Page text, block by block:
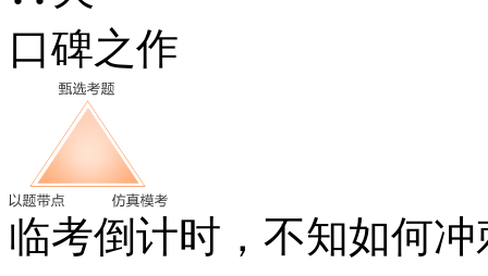
口碑之作
临考倒计时，不知如何冲